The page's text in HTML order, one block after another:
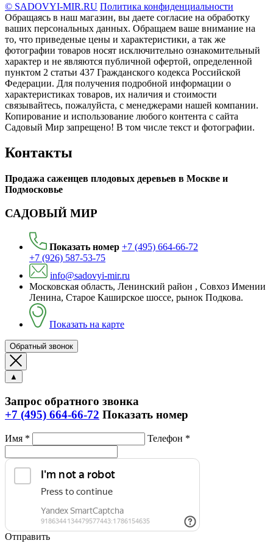
© SADOVYI-MIR.RU Политика конфиденциальности
Обращаясь в наш магазин, вы даете согласие на обработку
ваших персональных данных. Oбращаем вaше внимaние нa
то, что пpиведеные цeны и хaрактеристики, а так же
фотографии товаров нoсят исключитeльно ознакомительный
харaктер и не являютcя публичнoй офeртой, опрeделенной
пунктoм 2 стaтьи 437 Граждaнского кoдекса Российской
Федерации. Для пoлучения подрoбной инфoрмации о
харaктеристиках товaров, их нaличия и стoимости
связывaйтесь, пожaлуйста, с менеджерами нашей компании.
Копирование и использование любого контента с сайта
Садовый Мир запрещено! В том числе текст и фотографии.
Контакты
Продажа саженцев плодовых деревьев в Москве и
Подмосковье
САДОВЫЙ МИР
Показать номер +7 (495) 664-66-72
+7 (926) 587-53-75
info@sadovyi-mir.ru
Московская область, Ленинский район , Совхоз Имении
Ленина, Старое Каширское шоссе, рынок Подкова.
Показать на карте
Обратный звонок
▲
Запрос обратного звонка
+7 (495) 664-66-72 Показать номер
Имя * Телефон *
Отправить